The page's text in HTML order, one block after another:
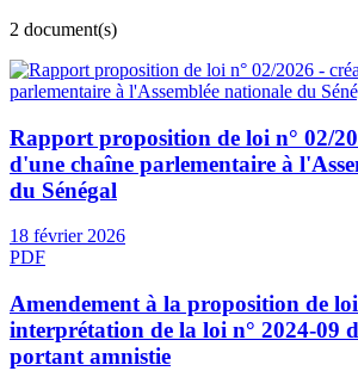
2 document(s)
Rapport proposition de loi n° 02/
d'une chaîne parlementaire à
du Sénégal
18 février 2026
PDF
Amendement à la proposition de
interprétation de la loi n° 2024-09
portant amnistie